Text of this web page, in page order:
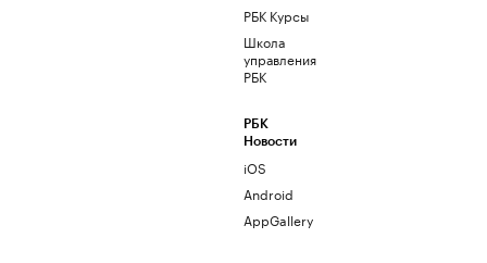
РБК Курсы
Школа
управления
РБК
РБК
Новости
iOS
Android
AppGallery